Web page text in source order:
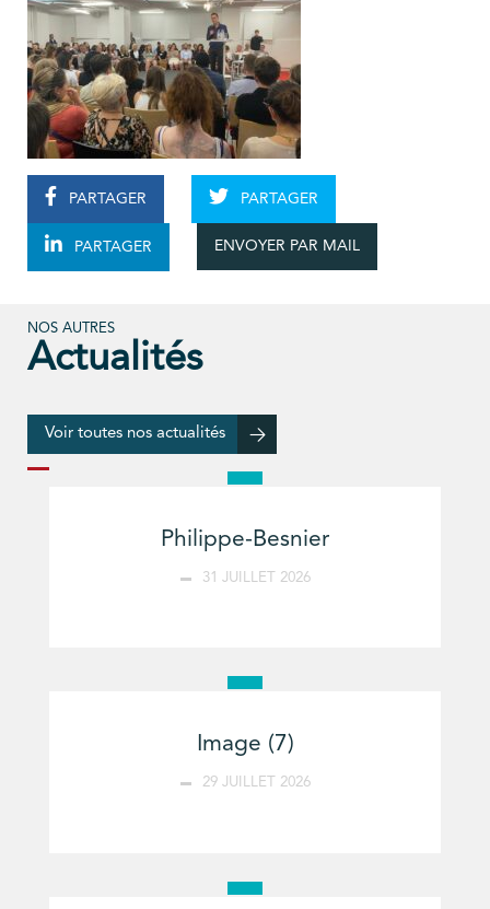
PARTAGER PARTAGER
PARTAGER ENVOYER PAR MAIL
NOS AUTRES
Actualités
Voir toutes nos actualités
Philippe-Besnier
31 JUILLET 2026
Image (7)
29 JUILLET 2026